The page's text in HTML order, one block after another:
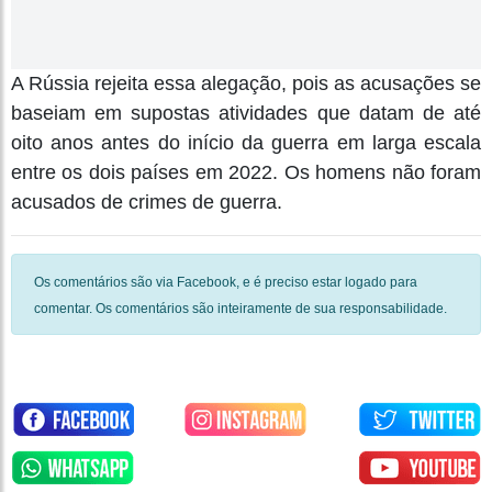
A Rússia rejeita essa alegação, pois as acusações se
baseiam em supostas atividades que datam de até
oito anos antes do início da guerra em larga escala
entre os dois países em 2022. Os homens não foram
acusados ​​de crimes de guerra.
Os comentários são via Facebook, e é preciso estar logado para
comentar. Os comentários são inteiramente de sua responsabilidade.